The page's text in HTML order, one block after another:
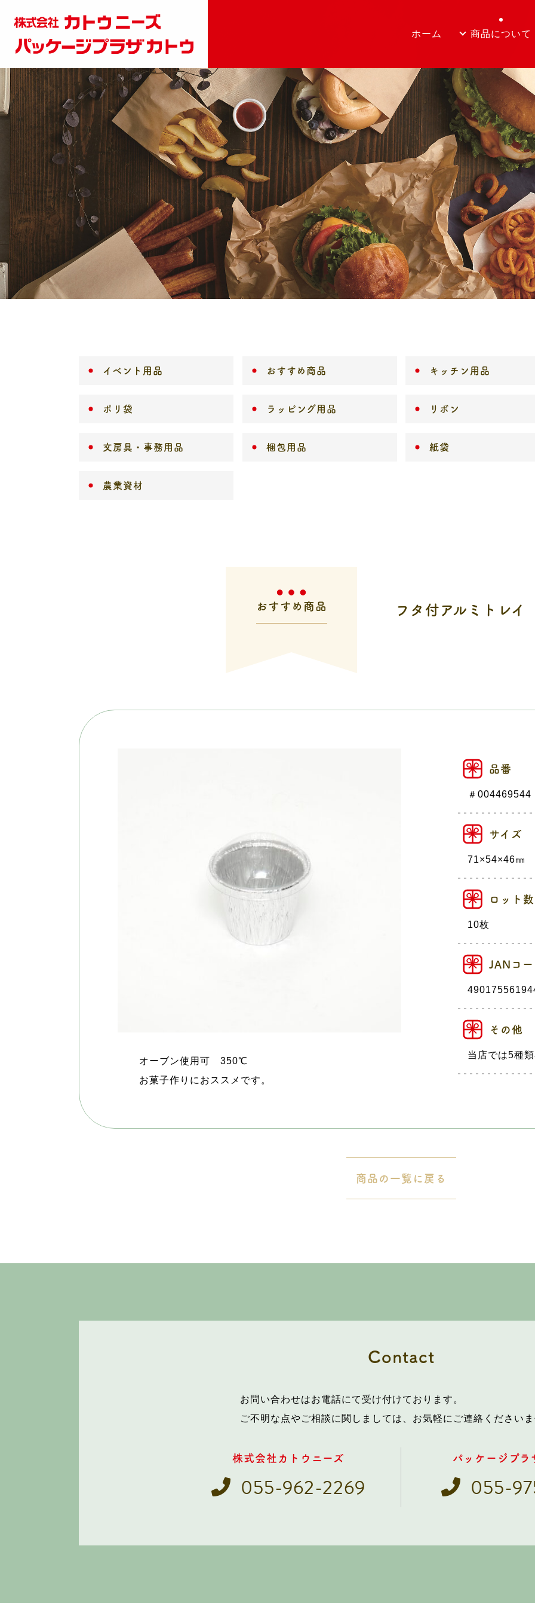
ホーム 商品について
イベント用品 おすすめ商品 キッチン用品
ポリ袋 ラッピング用品 リボン
文房具・事務用品 梱包用品 紙袋
農業資材
おすすめ商品 フタ付アルミトレ
オーブン使用可 350℃
お菓子作りにおススメです。
品番
＃004469544
サイズ
71×54×46㎜
ロット数
10枚
JANコ
その他
当店では5種
商品の一覧に戻る
Contact
お問い合わせはお電話にて受け付けております。
ご不明な点やご相談に関しましては、お気軽にご連絡ください
株式会社カトウニーズ
055-962-2269
パッケージプラ
055-